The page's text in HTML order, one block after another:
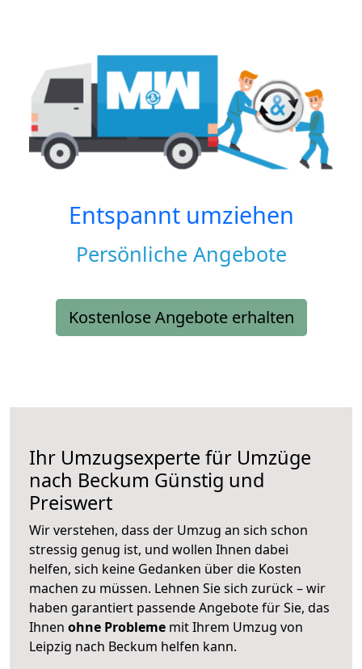
Entspannt umziehen
Persönliche Angebote
Kostenlose Angebote erhalten
Ihr Umzugsexperte für Umzüge
nach Beckum Günstig und
Preiswert
Wir verstehen, dass der Umzug an sich schon
stressig genug ist, und wollen Ihnen dabei
helfen, sich keine Gedanken über die Kosten
machen zu müssen. Lehnen Sie sich zurück – wir
haben garantiert passende Angebote für Sie, das
Ihnen ohne Probleme mit Ihrem Umzug von
Leipzig nach Beckum helfen kann.